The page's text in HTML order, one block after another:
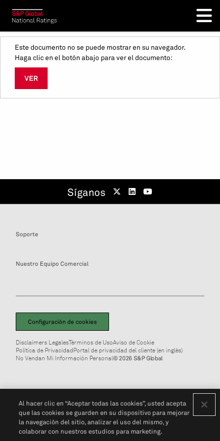
Este documento no se puede mostrar en su navegador.
Haga clic en el botón abajo para ver el documento:
VER
Síganos
Soporte
Nuestro Equipo Comercial
Configuración de cookies
Disclaimers LegalesTérminos de UsoAviso de Cookie
Política de PrivacidadPortal de privacidad del cliente (en inglés)
No Vendan Mi Información Personal© 2026 S&P Global
Al hacer clic en “Aceptar todas las cookies”, usted acepta
que las cookies se guarden en su dispositivo para mejorar
la navegación del sitio, analizar el uso del mismo, y
colaborar con nuestros estudios para marketing.